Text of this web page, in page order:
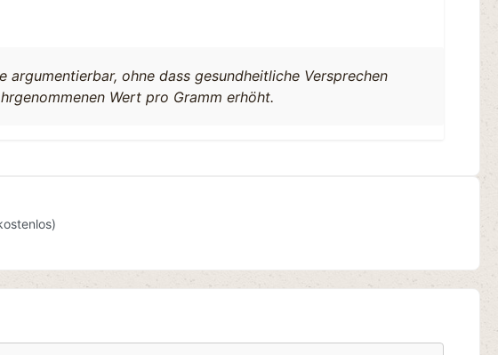
ohne dass gesundheitliche Versprechen
Wert pro Gramm erhöht.